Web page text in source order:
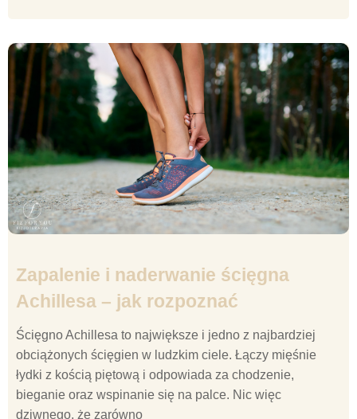
Zapalenie i naderwanie ścięgna
Achillesa – jak rozpoznać
Ścięgno Achillesa to największe i jedno z najbardziej
obciążonych ścięgien w ludzkim ciele. Łączy mięśnie
łydki z kością piętową i odpowiada za chodzenie,
bieganie oraz wspinanie się na palce. Nic więc
dziwnego, że zarówno